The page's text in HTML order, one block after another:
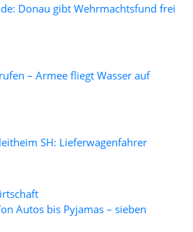
Donau gibt Wehrmachtsfund frei
– Armee fliegt Wasser auf
SH: Lieferwagenfahrer
Autos bis Pyjamas – sieben